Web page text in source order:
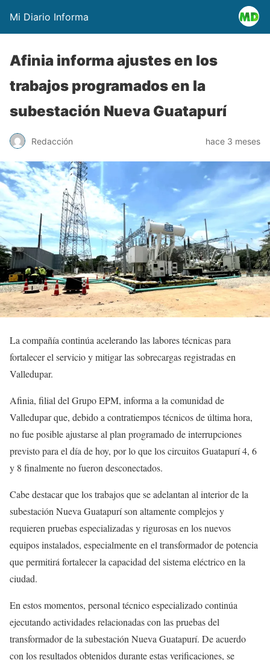
Mi Diario Informa
Afinia informa ajustes en los
trabajos programados en la
subestación Nueva Guatapurí
Redacción hace 3 meses
La compañía continúa acelerando las labores técnicas para
fortalecer el servicio y mitigar las sobrecargas registradas en
Valledupar.
Afinia, filial del Grupo EPM, informa a la comunidad de
Valledupar que, debido a contratiempos técnicos de última hora,
no fue posible ajustarse al plan programado de interrupciones
previsto para el día de hoy, por lo que los circuitos Guatapurí 4, 6
y 8 finalmente no fueron desconectados.
Cabe destacar que los trabajos que se adelantan al interior de la
subestación Nueva Guatapurí son altamente complejos y
requieren pruebas especializadas y rigurosas en los nuevos
equipos instalados, especialmente en el transformador de potencia
que permitirá fortalecer la capacidad del sistema eléctrico en la
ciudad.
En estos momentos, personal técnico especializado continúa
ejecutando actividades relacionadas con las pruebas del
transformador de la subestación Nueva Guatapurí. De acuerdo
con los resultados obtenidos durante estas verificaciones, se